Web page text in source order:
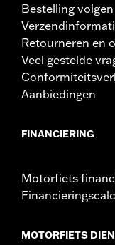
Bestelling volgen
Retourneren en
Veel gestelde
Aanbiedingen
FINANCIERING
Motorfiets
MOTORFIETS